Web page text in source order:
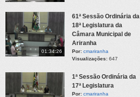
01:34:26
61ª Sessão Ordinária da
18ª Legislatura da
Câmara Municipal de
Ariranha
Por: cmariranha
Visualizações: 647
1ª Sessão Ordinária da
17ª Legislatura
Por: cmariranha